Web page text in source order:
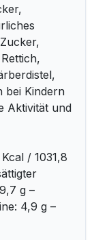
bei Kindern
Aktivität und
/ 1031,8
g –
4,9 g –